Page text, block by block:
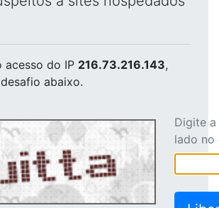
acesso do IP 216.73.216.143,
abaixo.
Digite
lado no